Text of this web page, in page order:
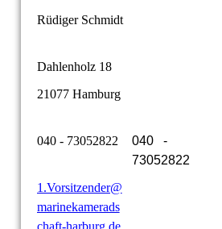
Rüdiger Schmidt
Dahlenholz 18
21077 Hamburg
040 - 73052822
040 -
73052822
1.Vorsitzender@
marinekamerads
chaft-harburg.de